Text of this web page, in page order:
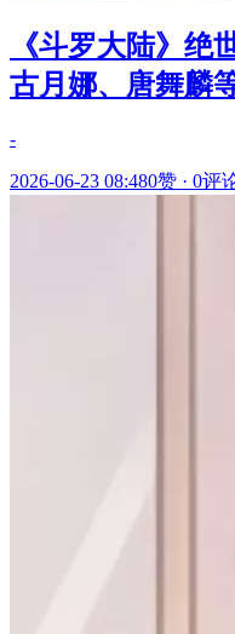
《斗罗大陆》绝
古月娜、唐舞麟
-
2026-06-23 08:480赞 · 0评